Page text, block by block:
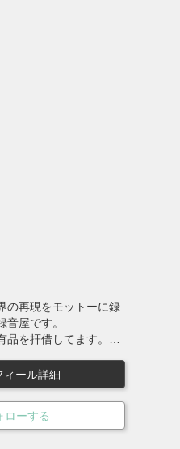
の再現をモットーに録
屋です。
を拝借してます。
Beyerdynamic社製 DT
ム(3m)、スタンド(3
（鳥籠タイプ）等を使
ィール詳細